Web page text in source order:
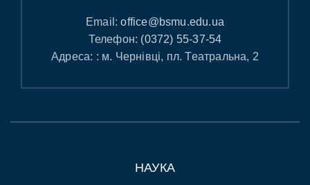
Email:office@bsmu.edu.ua
Телефон: (0372) 55-37-54
Адреса: : м. Чернівці, пл. Театральна, 2
НАУКА